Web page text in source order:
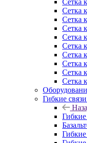
Сетка
Сетка
Сетка
Сетка
Сетка
Сетка
Сетка
Сетка
Сетка
Сетка
Гибкие связи
Гибкие